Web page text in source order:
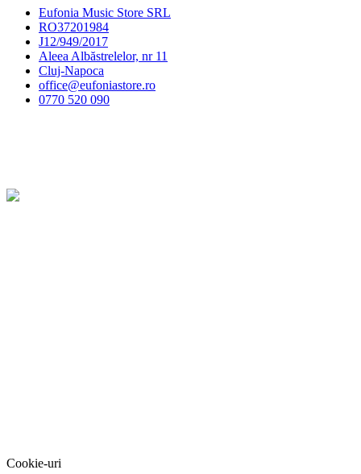
Eufonia Music Store SRL
RO37201984
J12/949/2017
Aleea Albăstrelelor, nr 11
Cluj-Napoca
office@eufoniastore.ro
0770 520 090
Cookie-uri